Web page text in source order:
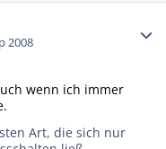
2008
wenn ich immer
Art, die sich nur